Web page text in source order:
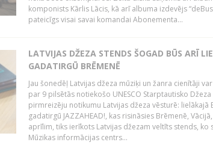
komponists Kārlis Lācis, kā arī albuma izdevējs
pateicīgs visai savai komandai Abonementa...
LATVIJAS DŽEZA STENDS ŠOGAD BŪS ARĪ
GADATIRGŪ BRĒMENĒ
Jau šonedēļ Latvijas džeza mūziķi un žanra cienītāji
par 9 pilsētās notiekošo UNESCO Starptautisko
pirmreizēju notikumu Latvijas džeza vēsturē: lielākajā
gadatirgū JAZZAHEAD!, kas risināsies Brēmenē,
aprīlim, tiks ierīkots Latvijas džezam veltīts stends, ko
Mūzikas informācijas centrs...